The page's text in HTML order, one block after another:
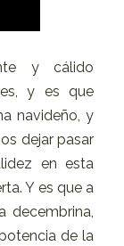
y cálido
y es que
navideño, y
dejar pasar
en esta
Y es que a
decembrina,
de la